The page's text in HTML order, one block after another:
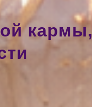
кармы,